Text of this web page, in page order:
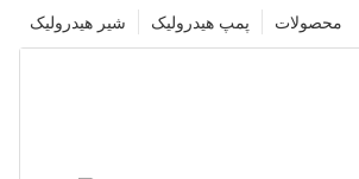
محصولات پمپ هیدرولیک شیر هیدرولیک